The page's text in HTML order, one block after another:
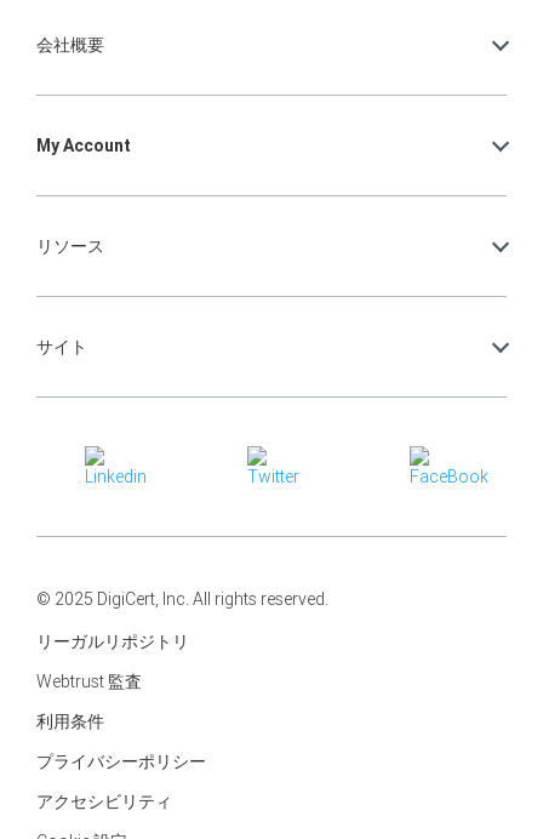
会社概要
My Account
リソース
サイト
© 2025 DigiCert, Inc. All rights reserved.
リーガルリポジトリ
Webtrust 監査
利用条件
プライバシーポリシー
アクセシビリティ